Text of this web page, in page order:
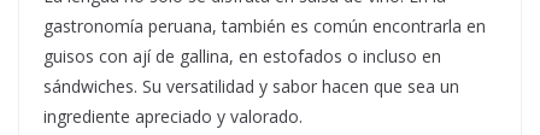
gastronomía peruana, también es común encontrarla en
guisos con ají de gallina, en estofados o incluso en
sándwiches. Su versatilidad y sabor hacen que sea un
ingrediente apreciado y valorado.